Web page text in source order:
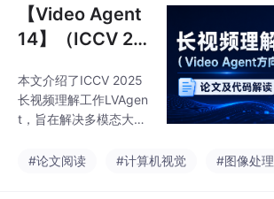
忆管理智能体和推理智
能体：前者构建结构化
全局上下文（事件抽
后者基于记忆和检索片
段进行多模态推理。实
验表明，在Video-MME
相比基线模型最高提升2
【Video Agent
14】（ICCV 20
VU by Multi-Ro
und Dynamical
f MLLM Agents
本文介绍了ICCV 2025
长视频理解工作LVAgen
t，旨在解决多模态大语
理解中的局限性。传统
#论文阅读 #计算机视觉 #图像处理